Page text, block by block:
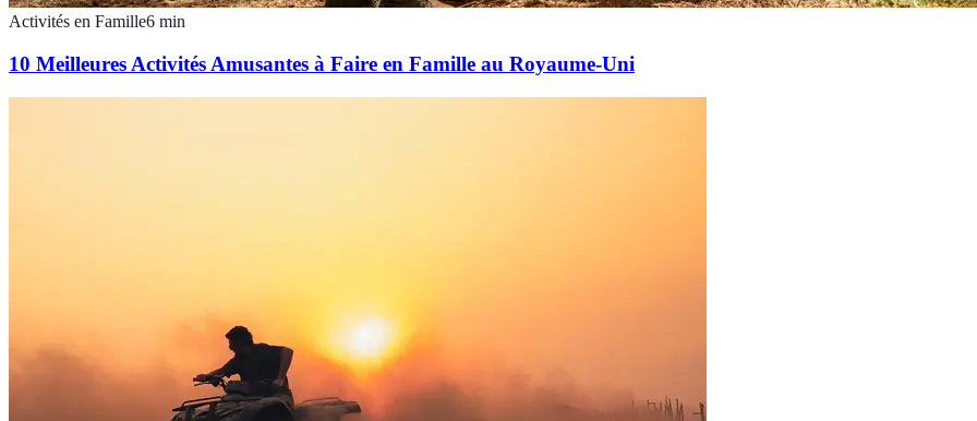
Activités en Famille6 min
10 Meilleures Activités Amusantes à Faire en Famille au Royaume-Uni